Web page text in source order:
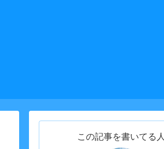
この記事を書いてる人